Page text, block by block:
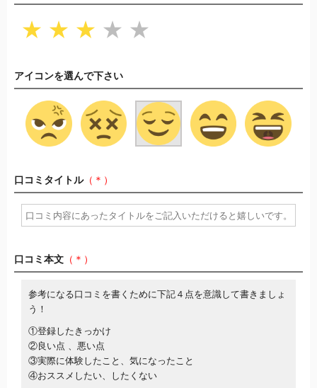
★ ★ ★ ★ ★
アイコンを選んで下さい
口コミタイトル（＊）
口コミ本文 （＊）
参考になる口コミを書くために下記４点を意識して書きましょ
う！
①登録したきっかけ
②良い点 、悪い点
③実際に体験したこと、気になったこと
④おススメしたい、したくない